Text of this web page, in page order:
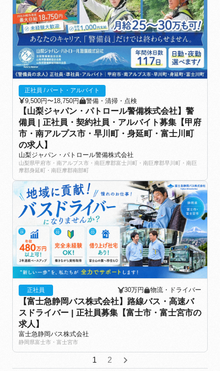
正社員 / パート・アルバイト
9,500円〜18,750円 警備・清掃・点検
【山梨ジャパン・パトロール警備株式会社】警
備員 | 正社員・契約社員・アルバイト募集【甲府
市・南アルプス市・早川町・身延町・富士川町
の求人】
山梨ジャパン・パトロール警備株式会社
山梨県甲府市・南アルプス市・南巨摩郡富士川町・南巨摩郡早川町・南巨
摩郡身延町・南巨摩郡南部町
正社員 30万円 物流・ドライバー
【富士急静岡バス株式会社】路線バス・高速バ
スドライバー | 正社員募集【富士市・富士宮市の
求人】
富士急静岡バス株式会社
静岡県富士市・富士宮市
1 2